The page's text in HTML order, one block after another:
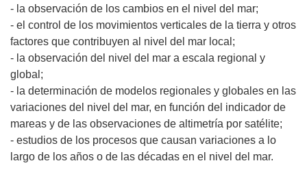
- la observación de los cambios en el nivel del mar;
- el control de los movimientos verticales de la tierra y otros
factores que contribuyen al nivel del mar local;
- la observación del nivel del mar a escala regional y
global;
- la determinación de modelos regionales y globales en las
variaciones del nivel del mar, en función del indicador de
mareas y de las observaciones de altimetría por satélite;
- estudios de los procesos que causan variaciones a lo
largo de los años o de las décadas en el nivel del mar.